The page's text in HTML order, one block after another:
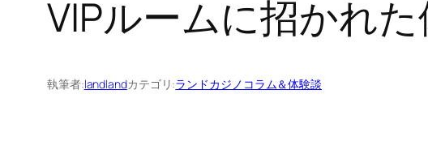
VIPルームに招かれ
執筆者:landlandカテゴリ:ランドカジノコラム＆体験談